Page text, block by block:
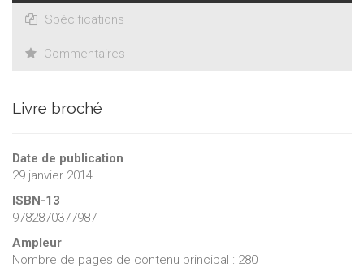
Spécifications
Commentaires
Livre broché
Date de publication
29 janvier 2014
ISBN-13
9782870377987
Ampleur
Nombre de pages de contenu principal : 280